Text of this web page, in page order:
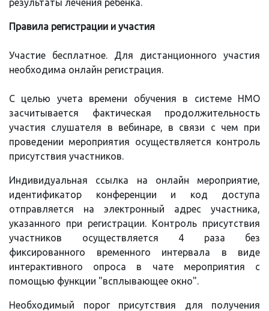
результаты лечения ребенка.
Правила регистрации и участия
Участие бесплатное. Для дистанционного участия
необходима онлайн регистрация.
С целью учета времени обучения в системе НМО
засчитывается фактическая продолжительность
участия слушателя в вебинаре, в связи с чем при
проведении мероприятия осуществляется контроль
присутствия участников.
Индивидуальная ссылка на онлайн мероприятие,
идентификатор конференции и код доступа
отправляется на электронный адрес участника,
указанного при регистрации. Контроль присутствия
участников осуществляется 4 раза без
фиксированного временного интервала в виде
интерактивного опроса в чате мероприятия с
помощью функции "всплывающее окно".
Необходимый порог присутствия для получения